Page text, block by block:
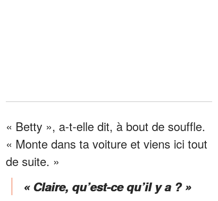
« Betty », a-t-elle dit, à bout de souffle.
« Monte dans ta voiture et viens ici tout
de suite. »
« Claire, qu’est-ce qu’il y a ? »